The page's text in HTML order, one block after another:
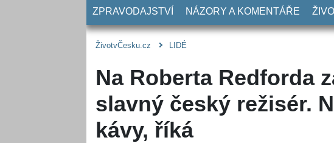
ZPRAVODAJSTVÍ NÁZORY A KOMENTÁŘE
ŽivotvČesku.cz LIDÉ
Na Roberta Redforda
slavný český režisér.
kávy, říká